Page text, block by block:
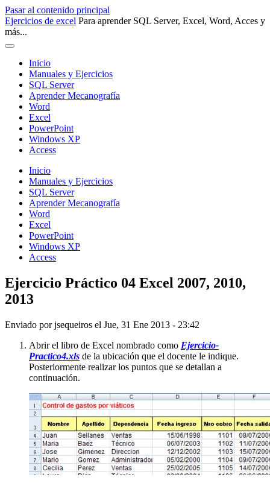
Pasar al contenido principal
Ejercicios de excel Para aprender SQL Server, Excel, Word, Acces y
más...
Inicio
Manuales y Ejercicios
SQL Server
Aprender Mecanografía
Word
Excel
PowerPoint
Windows XP
Access
Inicio
Manuales y Ejercicios
SQL Server
Aprender Mecanografía
Word
Excel
PowerPoint
Windows XP
Access
Ejercicio Práctico 04 Excel 2007, 2010,
2013
Enviado porjsequeiros el Jue, 31 Ene 2013 - 23:42
Abrir el libro de Excel nombrado como Ejercicio-
Practico4.xls de la ubicación que el docente le indique.
Posteriormente realizar los puntos que se detallan a
continuación.